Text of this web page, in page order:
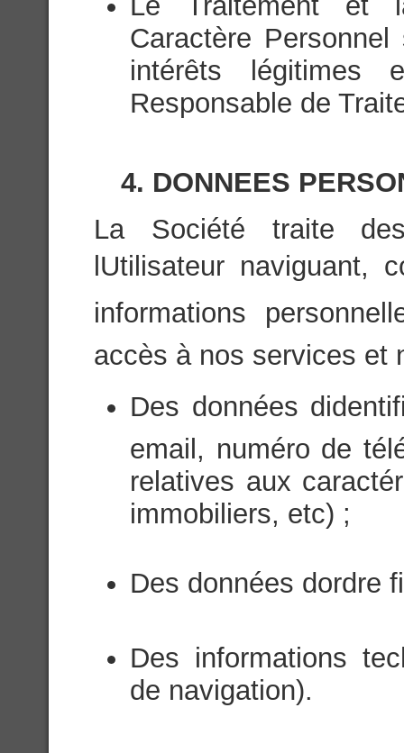
Caractère
intérêts légitimes
Responsable de
4. DONNEES
La Société traite
lUtilisateur
informations
accès à nos services et
Des données
email, numéro de
relatives aux
immobiliers, etc) ;
Des données dordre
Des informations
de navigation).